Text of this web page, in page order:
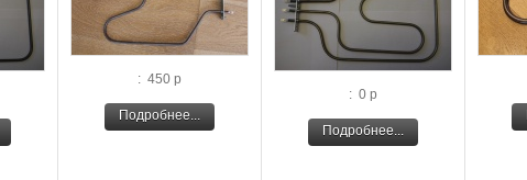
: 450 р
Подробнее...
: 0 р
Подробнее...